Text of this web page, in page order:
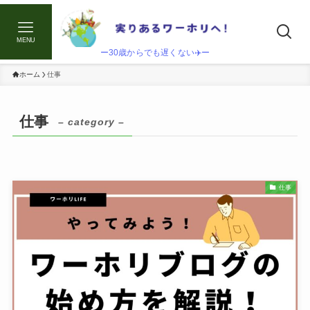
ー30歳からでも遅くない✈️ー
MENU
ホーム 仕事
仕事 – category –
仕事